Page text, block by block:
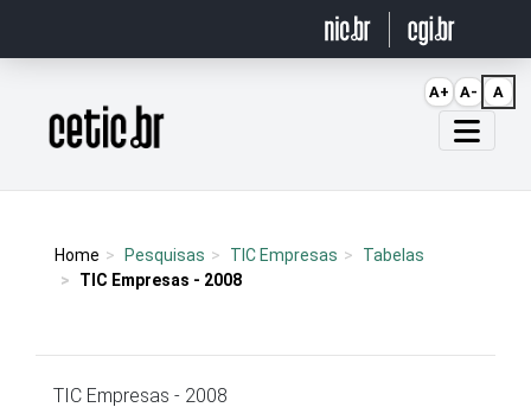
Página inicial
Home Pesquisas TIC Empresas
Tabelas
TIC Empresas - 2008
TIC Empresas - 2008
A+ A- A